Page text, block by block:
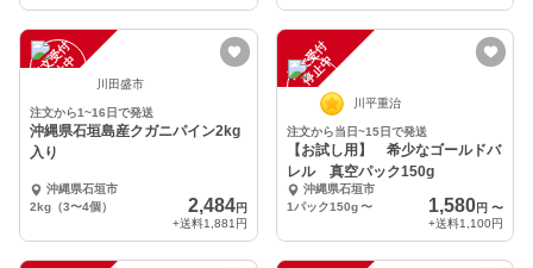
注
文
受
付
停
止
中 川田盛市
注文から1~16日で発送
沖縄県石垣島産クガニパイン2kg
入り
沖縄県石垣市
2kg（3〜4個）
2,484円
+送料1,881円
注
文
受
付
停
止
中
川平重治
注文から当日~15日で発送
【お試し用】 希少なゴールドバ
レル 真空パック150g
沖縄県石垣市
1パック150g 〜 1,580円 〜
+送料1,100円